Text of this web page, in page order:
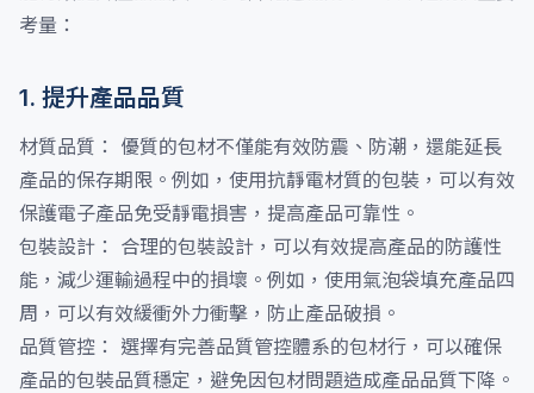
考量：
1. 提升產品品質
材質品質： 優質的包材不僅能有效防震、防潮，還能延長
產品的保存期限。例如，使用抗靜電材質的包裝，可以有效
保護電子產品免受靜電損害，提高產品可靠性。
包裝設計： 合理的包裝設計，可以有效提高產品的防護性
能，減少運輸過程中的損壞。例如，使用氣泡袋填充產品四
周，可以有效緩衝外力衝擊，防止產品破損。
品質管控： 選擇有完善品質管控體系的包材行，可以確保
產品的包裝品質穩定，避免因包材問題造成產品品質下降。